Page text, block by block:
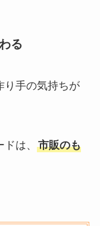
る
り手の気持ちが
は、 市販のも